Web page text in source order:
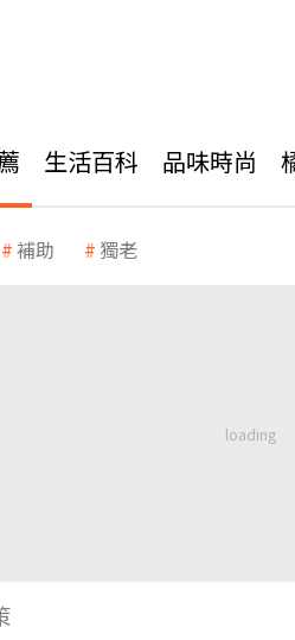
生活百科 品味時尚
補助 獨老